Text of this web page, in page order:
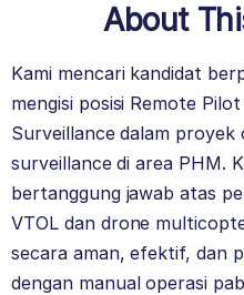
About
Kami mencari kandidat
mengisi posisi Remote
Surveillance dalam proyek
surveillance di area PHM.
bertanggung jawab atas
VTOL dan drone
secara aman, efektif, dan
dengan manual operasi